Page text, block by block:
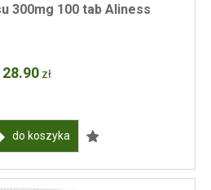
300mg 100 tab Aliness
28.90 zł
do koszyka